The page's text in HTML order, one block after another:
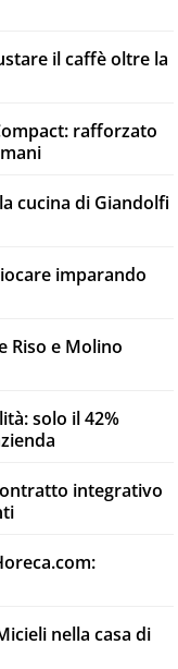
il caffè oltre la
rafforzato
cucina di Giandolfi
imparando
Riso e Molino
solo il 42%
integrativo
nella casa di